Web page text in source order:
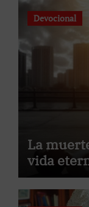
Devocional
La
vida